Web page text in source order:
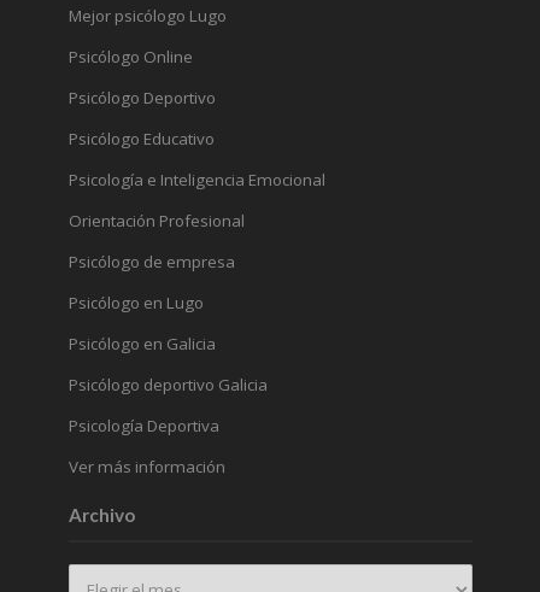
Mejor psicólogo Lugo
Psicólogo Online
Psicólogo Deportivo
Psicólogo Educativo
Psicología e Inteligencia Emocional
Orientación Profesional
Psicólogo de empresa
Psicólogo en Lugo
Psicólogo en Galicia
Psicólogo deportivo Galicia
Psicología Deportiva
Ver más información
Archivo
Archivo